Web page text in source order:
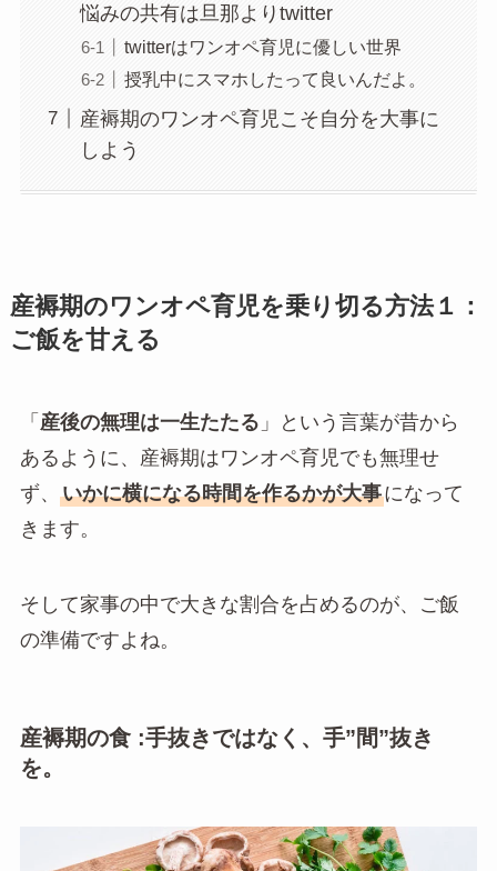
悩みの共有は旦那よりtwitter
twitterはワンオペ育児に優しい世界
授乳中にスマホしたって良いんだよ。
産褥期のワンオペ育児こそ自分を大事に
しよう
産褥期のワンオペ育児を乗り切る方法１：
ご飯を甘える
「 産後の無理は一生たたる 」という言葉が昔から
あるように、産褥期はワンオペ育児でも無理せ
ず、 いかに横になる時間を作るかが大事になって
きます。
そして家事の中で大きな割合を占めるのが、ご飯
の準備ですよね。
産褥期の食 :手抜きではなく、手”間”抜き
を。